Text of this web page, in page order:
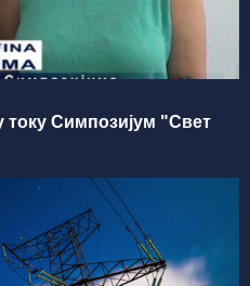
току Симпозијум "Свет